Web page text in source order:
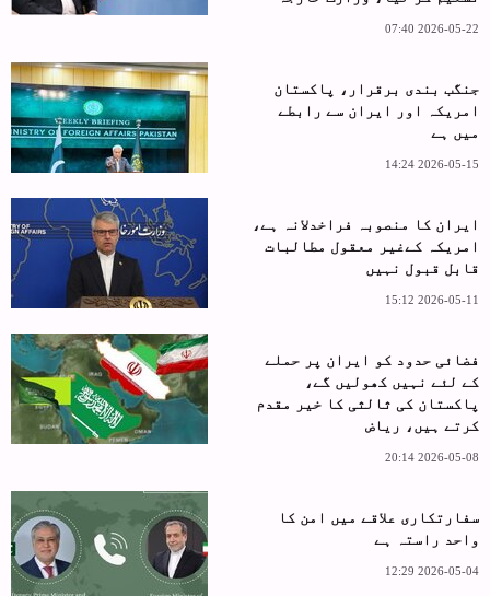
2026-05-22 07:40
جنگب بندی برقرار، پاکستان
امریکہ اور ایران سے رابطے
میں ہے
2026-05-15 14:24
ایران کا منصوبہ فراخدلانہ ہے،
امریکہ کےغیر معقول مطالبات
قابل قبول نہیں
2026-05-11 15:12
فضائی حدود کو ایران پر حملے
کے لئے نہیں کھولیں گے،
پاکستان کی ثالثی کا خیر مقدم
کرتے ہیں، ریاض
2026-05-08 20:14
سفارتکاری علاقے میں امن کا
واحد راستہ ہے
2026-05-04 12:29